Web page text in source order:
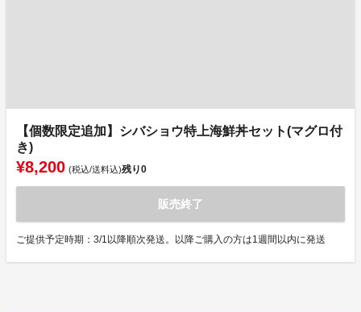
【個数限定追加】シバショウ特上海鮮丼セット(マグロ付
き)
¥8,200 (税込/送料込)残り0
販売終了
ご提供予定時期：3/1以降順次発送。以降ご購入の方は1週間以内に発送